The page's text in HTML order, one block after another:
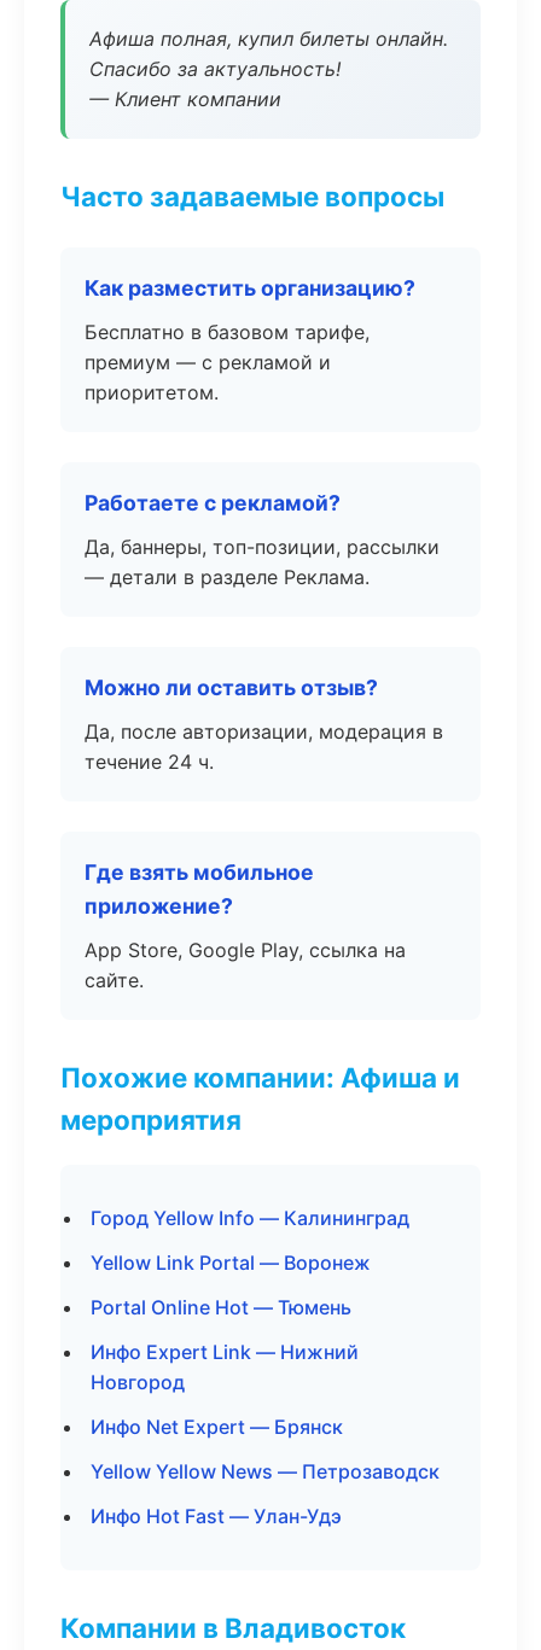
Афиша полная, купил билеты онлайн.
Спасибо за актуальность!
— Клиент компании
Часто задаваемые вопросы
Как разместить организацию?
Бесплатно в базовом тарифе,
премиум — с рекламой и
приоритетом.
Работаете с рекламой?
Да, баннеры, топ-позиции, рассылки
— детали в разделе Реклама.
Можно ли оставить отзыв?
Да, после авторизации, модерация в
течение 24 ч.
Где взять мобильное
приложение?
App Store, Google Play, ссылка на
сайте.
Похожие компании: Афиша и
мероприятия
Город Yellow Info — Калининград
Yellow Link Portal — Воронеж
Portal Online Hot — Тюмень
Инфо Expert Link — Нижний
Новгород
Инфо Net Expert — Брянск
Yellow Yellow News — Петрозаводск
Инфо Hot Fast — Улан-Удэ
Компании в Владивосток